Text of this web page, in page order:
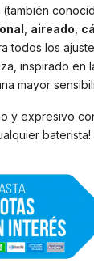
(también
aireado
todos los
inspirado en
mayor
y expresivo
baterista!